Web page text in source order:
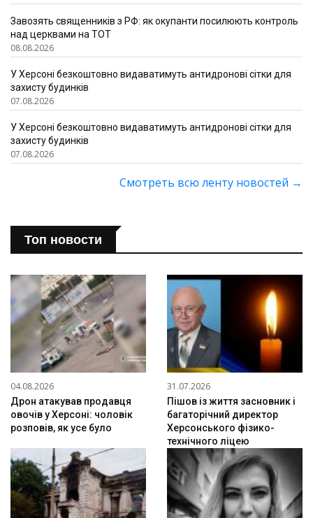
Завозять священників з РФ: як окупанти посилюють контроль
над церквами на ТОТ
08.08.2026
У Херсоні безкоштовно видаватимуть антидронові сітки для
захисту будинків
07.08.2026
У Херсоні безкоштовно видаватимуть антидронові сітки для
захисту будинків
07.08.2026
Смотреть всю ленту новостей →
Топ новости
04.08.2026
Дрон атакував продавця
овочів у Херсоні: чоловік
розповів, як усе було
31.07.2026
Пішов із життя засновник і
багаторічний директор
Херсонського фізико-
технічного ліцею